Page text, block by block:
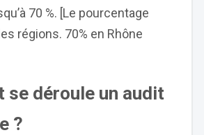
70 %. [Le pourcentage
régions. 70% en Rhône
se déroule un audit
?